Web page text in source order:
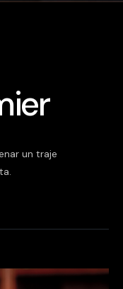
un traje